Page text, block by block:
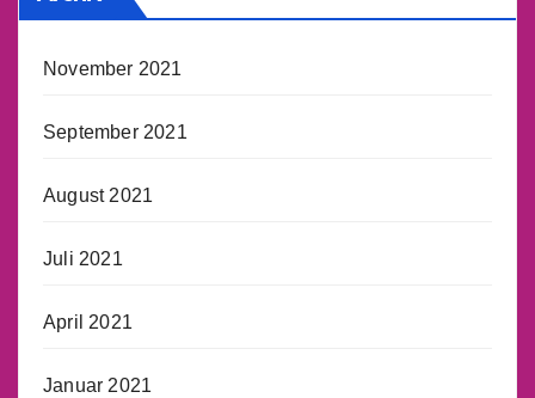
November 2021
September 2021
August 2021
Juli 2021
April 2021
Januar 2021